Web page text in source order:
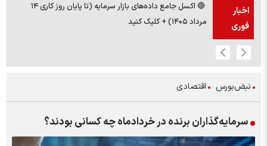
اخبار
فوری
🔴 اکسل جامع داده‌های بازار سرمایه (تا پایان روز کاری ۱۴
مرداد ۱۴۰۵) + کلیک کنید
نبض‌بورس اقتصادی
سرمایه‌گذاران برنده در خردادماه چه کسانی بودند؟